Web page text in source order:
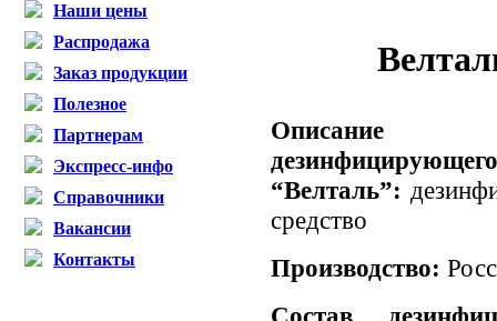
Наши цены
Распродажа
Заказ продукции
Полезное
Партнерам
Экспресс-инфо
Справочники
Вакансии
Контакты
Описание
“Велталь”:
средство
Производство: